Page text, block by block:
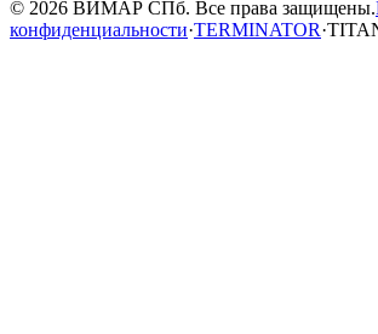
© 2026 ВИМАР СПб. Все права защищены.
конфиденциальности·TERMINATOR·